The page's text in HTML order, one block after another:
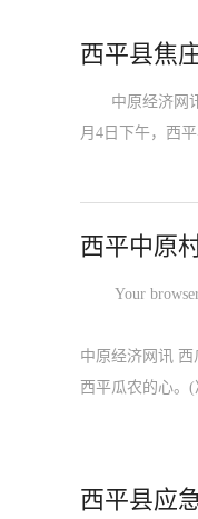
西平县焦
中原经济网讯
月4日下午，西
西平中原
Your browser
中原经济网讯
西平瓜农的心
西平县应